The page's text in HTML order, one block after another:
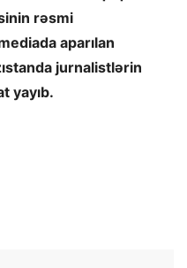
rəsmi
aparılan
jurnalistlərin
yayıb.